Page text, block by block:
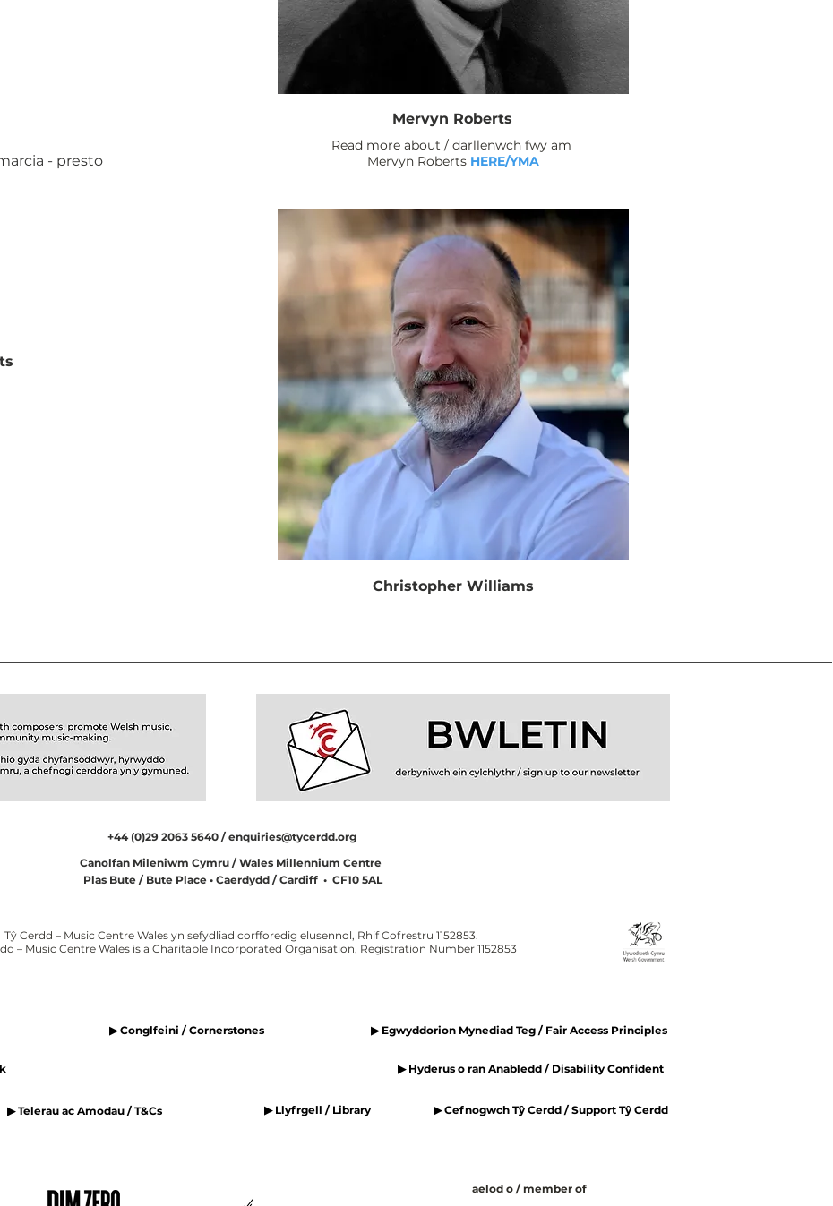
- presto
Mervyn Roberts
Read more about / darllenwch fwy am
Mervyn Roberts HERE/YMA
Christopher Williams
+44 (0)29 2063 5640 / enquiries@tycerdd.org
Canolfan Mileniwm Cymru / Wales Millennium Centre
Plas Bute / Bute Place • Caerdydd / Cardiff • CF10 5AL
Tŷ Cerdd – Music Centre Wales yn sefydliad corfforedig elusennol, Rhif Cofrestru 1152853.
– Music Centre Wales is a Charitable Incorporated Organisation, Registration Number 1152853
▶ Conglfeini / Cornerstones ▶ Egwyddorion Mynediad Teg / Fair Access Principles
▶ Hyderus o ran Anabledd / Disability Confident
▶ Telerau ac Amodau / T&Cs ▶ Llyfrgell / Library ▶ Cefnogwch Tŷ Cerdd / Support Tŷ Cerdd
aelod o / member of